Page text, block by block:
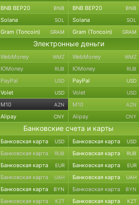
BNB BEP20 BNB BNB BEP20 BNB
Solana SOL Solana SOL
Gram (Toncoin) GRAM Gram (Toncoin) GRAM
Электронные деньги
WebMoney WMZ WebMoney WMZ
ЮMoney RUB ЮMoney RUB
PayPal USD PayPal USD
Volet USD Volet USD
M10 AZN M10 AZN
Alipay CNY Alipay CNY
Банковские счета и карты
Банковская карта USD Банковская карта USD
Банковская карта RUB Банковская карта RUB
Банковская карта EUR Банковская карта EUR
Банковская карта UAH Банковская карта UAH
Банковская карта BYN Банковская карта BYN
Банковская карта KZT Банковская карта KZT